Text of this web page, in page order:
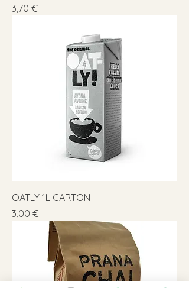
Precio
3,70 €
OATLY 1L CARTON
Precio
3,00 €